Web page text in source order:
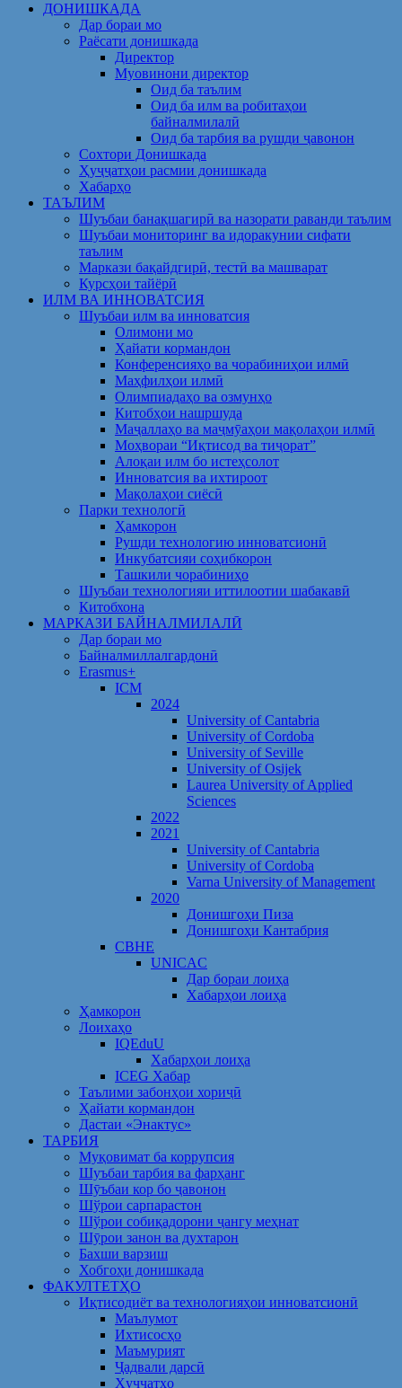
ДОНИШКАДА
Дар бораи мо
Раёсати донишкада
Директор
Муовинони директор
Оид ба таълим
Оид ба илм ва робитаҳои
байналмилалӣ
Оид ба тарбия ва рушди ҷавонон
Сохтори Донишкада
Ҳуҷҷатҳои расмии донишкада
Хабарҳо
ТАЪЛИМ
Шуъбаи банақшагирӣ ва назорати раванди таълим
Шуъбаи мониторинг ва идоракунии сифати
таълим
Маркази бақайдгирӣ, тестӣ ва машварат
Курсҳои тайёрӣ
ИЛМ ВА ИННОВАТСИЯ
Шуъбаи илм ва инноватсия
Олимони мо
Ҳайати кормандон
Конференсияҳо ва чорабиниҳои илмӣ
Маҳфилҳои илмӣ
Олимпиадаҳо ва озмунҳо
Китобҳои нашршуда
Маҷаллаҳо ва маҷмӯаҳои мақолаҳои илмӣ
Моҳвораи “Иқтисод ва тиҷорат”
Алоқаи илм бо истеҳсолот
Инноватсия ва ихтироот
Мақолаҳои сиёсӣ
Парки технологӣ
Ҳамкорон
Рушди технологию инноватсионӣ
Инкубатсияи соҳибкорон
Ташкили чорабиниҳо
Шуъбаи технологияи иттилоотии шабакавӣ
Китобхона
МАРКАЗИ БАЙНАЛМИЛАЛӢ
Дар бораи мо
Байналмиллалгардонӣ
Erasmus+
ICM
2024
University of Cantabria
University of Cordoba
University of Seville
University of Osijek
Laurea University of Applied
Sciences
2022
2021
University of Cantabria
University of Cordoba
Varna University of Management
2020
Донишгоҳи Пиза
Донишгоҳи Кантабрия
CBHE
UNICAC
Дар бораи лоиҳа
Хабарҳои лоиҳа
Ҳамкорон
Лоихаҳо
IQEduU
Хабарҳои лоиҳа
ICEG Хабар
Таълими забонҳои хориҷӣ
Ҳайати кормандон
Дастаи «Энактус»
ТАРБИЯ
Муқовимат ба коррупсия
Шуъбаи тарбия ва фарҳанг
Шӯъбаи кор бо ҷавонон
Шўрои сарпарастон
Шўрои собиқадорони ҷангу меҳнат
Шӯрои занон ва духтарон
Бахши варзиш
Хобгоҳи донишкада
ФАКУЛТЕТҲО
Иқтисодиёт ва технологияҳои инноватсионӣ
Маълумот
Ихтисосҳо
Маъмурият
Ҷадвали дарсӣ
Ҳуҷҷатҳо